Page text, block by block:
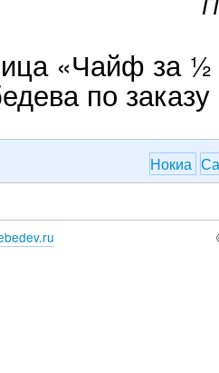
«Чайф за ½
по
Нокиа